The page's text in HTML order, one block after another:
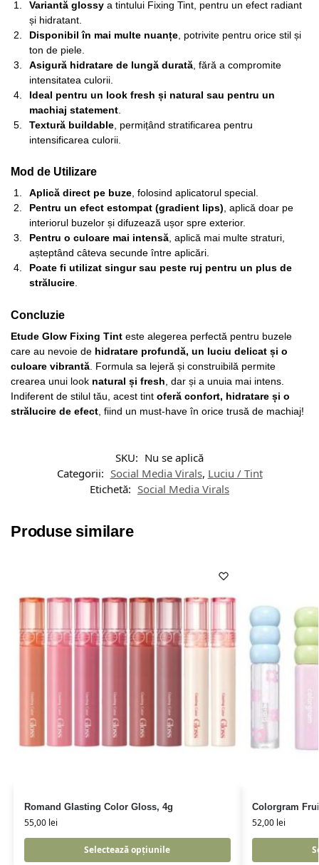
Variantă glossy a tintului Fixing Tint, pentru un efect radiant
și hidratant.
Disponibil în mai multe nuanțe, potrivite pentru orice stil și
ton de piele.
Asigură hidratare de lungă durată, fără a compromite
intensitatea culorii.
Ideal pentru un look fresh și natural sau pentru un
machiaj statement.
Textură buildable, permițând stratificarea pentru
intensificarea culorii.
Mod de Utilizare
Aplică direct pe buze, folosind aplicatorul special.
Pentru un efect estompat (gradient lips), aplică doar pe
interiorul buzelor și difuzează ușor spre exterior.
Pentru o culoare mai intensă, aplică mai multe straturi,
așteptând câteva secunde între aplicări.
Poate fi utilizat singur sau peste ruj pentru un plus de
strălucire.
Concluzie
Etude Glow Fixing Tint este alegerea perfectă pentru buzele
care au nevoie de hidratare profundă, un luciu delicat și o
culoare vibrantă . Formula sa lejeră și construibilă permite
crearea unui look natural și fresh , dar și a unuia mai intens.
Indiferent de stilul tău, acest tint oferă confort, hidratare și o
strălucire de efect , fiind un must-have în orice trusă de machiaj!
SKU: Nu se aplică
Categorii: Social Media Virals, Luciu / Tint
Etichetă: Social Media Virals
Produse similare
Romand Glasting Color Gloss, 4g
55,00 lei
Selectează opțiunile
Colorgram
52,00 lei